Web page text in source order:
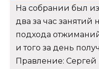
На собрании был
два за час занятий
подхода
и того за день
Правление: Сергей